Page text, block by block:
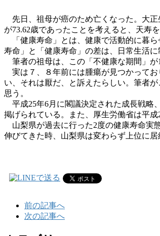
先日、祖母が癌のため亡くなった。大正
が73.62歳であったことを考えると、天寿
「健康寿命」とは、健康で活動的に暮ら
寿命」と「健康寿命」の差は、日常生活
筆者の祖母は、この「不健康な期間」が
実は７、８年前には腫瘍が見つかってお
い、それは厭だ、と訴えたらしい。筆者
思う。
平成25年6月に閣議決定された成長戦略
掲げられている。また、厚生労働省は平
山梨県が過去に行った2度の健康寿命実
伸びてきた時、山梨県は変わらず上位に居
前の記事へ
次の記事へ